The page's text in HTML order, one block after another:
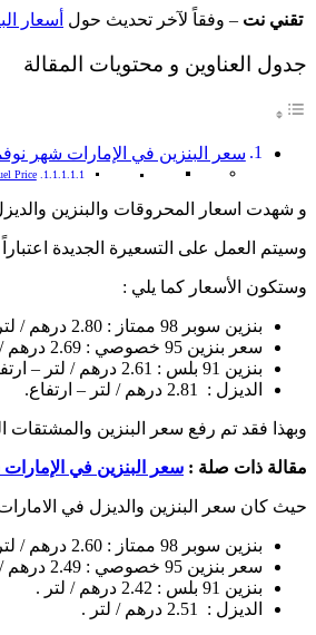
تقني نت – وفقاً لآخر تحديث حول أسعار
جدول العناوين و محتويات المقالة
سعر البنزين في الإمارات شهر نوفمبر
Price
و شهدت اسعار المحروقات والبنزين والديزل
وسيتم العمل على التسعيرة الجديدة اعتباراً من
وستكون الأسعار كما يلي :
بنزين سوبر 98 ممتاز : 2.80 درهم / لتر – ارتفاع.
سعر بنزين 95 خصوصي : 2.69 درهم / لتر – ارتفاع .
بنزين 91 بلس : 2.61 درهم / لتر – ارتفاع.
الديزل : 2.81 درهم / لتر – ارتفاع.
وبهذا فقد تم رفع سعر البنزين والمشتقات
مقالة ذات صلة : سعر البنزين في الإمارات شهر
حيث كان سعر البنزين والديزل في الامارات في شهر
بنزين سوبر 98 ممتاز : 2.60 درهم / لتر .
سعر بنزين 95 خصوصي : 2.49 درهم / لتر .
بنزين 91 بلس : 2.42 درهم / لتر .
الديزل : 2.51 درهم / لتر .